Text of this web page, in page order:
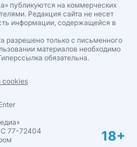
публикуются на коммерческих
Редакция сайта не несет
информации, содержащейся в
разрешено только с письменного
материалов необходимо
обязательна.
cookies
77-72404
18+